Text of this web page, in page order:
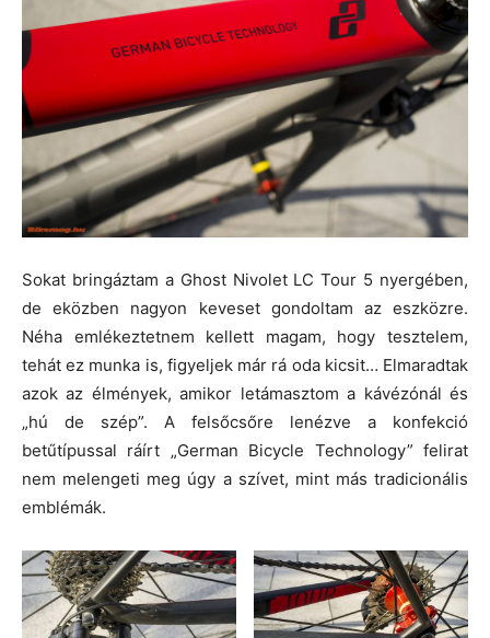
Sokat bringáztam a Ghost Nivolet LC Tour 5 nyergében,
de eközben nagyon keveset gondoltam az eszközre.
Néha emlékeztetnem kellett magam, hogy tesztelem,
tehát ez munka is, figyeljek már rá oda kicsit… Elmaradtak
azok az élmények, amikor letámasztom a kávézónál és
„hú de szép”. A felsőcsőre lenézve a konfekció
betűtípussal ráírt „German Bicycle Technology” felirat
nem melengeti meg úgy a szívet, mint más tradicionális
emblémák.